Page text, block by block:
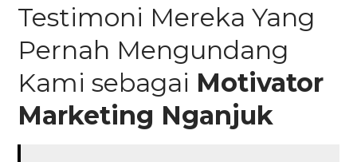
Testimoni Mereka Yang
Pernah Mengundang
Kami sebagai Motivator
Marketing Nganjuk